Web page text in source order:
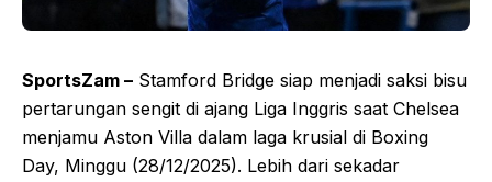
SportsZam – Stamford Bridge siap menjadi saksi bisu
pertarungan sengit di ajang Liga Inggris saat Chelsea
menjamu Aston Villa dalam laga krusial di Boxing
Day, Minggu (28/12/2025). Lebih dari sekadar